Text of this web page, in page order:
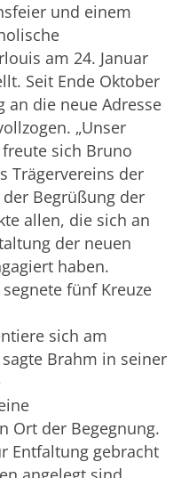
und einem
am 24. Januar
Seit Ende Oktober
an die neue Adresse
„Unser
sich Bruno
Trägervereins der
Begrüßung der
allen, die sich an
der neuen
haben.
fünf Kreuze
sich am
Brahm in seiner
Ort der Begegnung.
Entfaltung gebracht